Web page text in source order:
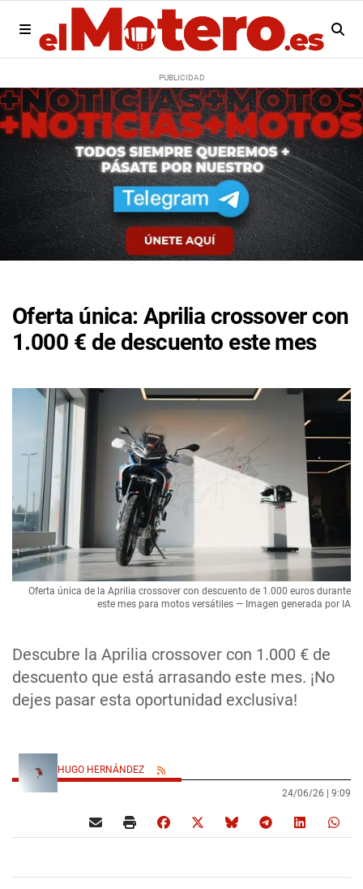
Oferta única: Aprilia crossover con
1.000 € de descuento este mes
Descubre la Aprilia crossover con 1.000 € de
descuento que está arrasando este mes. ¡No
dejes pasar esta oportunidad exclusiva!
Oferta única de la Aprilia crossover con descuento de 1.000 euros durante
este mes para motos versátiles — Imagen generada por IA
HUGO HERNÁNDEZ
24/06/26 | 9:09